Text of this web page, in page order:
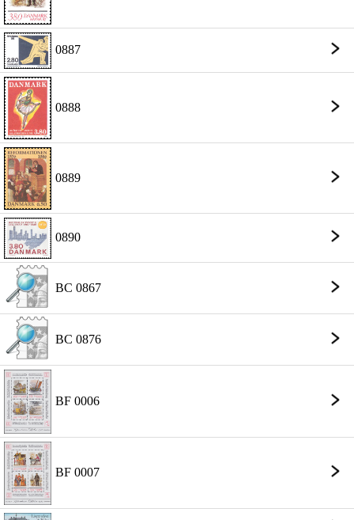
0887
0888
0889
0890
BC 0867
BC 0876
BF 0006
BF 0007